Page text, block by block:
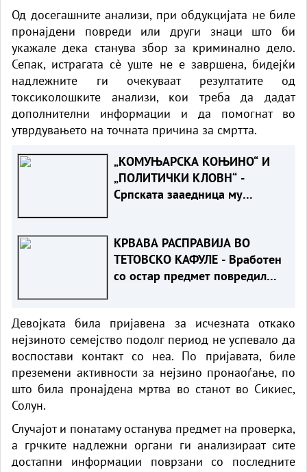
Од досегашните анализи, при обдукцијата не биле
пронајдени повреди или други знаци што би
укажале дека станува збор за криминално дело.
Сепак, истрагата сè уште не е завршена, бидејќи
надлежните ги очекуваат резултатите од
токсиколошките анализи, кои треба да дадат
дополнителни информации и да помогнат во
утврдувањето на точната причина за смртта.
„КОМУЊАРСКА КОЊИНО“ И
„ПОЛИТИЧКИ КЛОВН“ -
Српската зааедница му
КРВАВА РАСПРАВИЈА ВО
ТЕТОВСКО КАФУЛЕ - Вработен
со остар предмет повредил
Девојката била пријавена за исчезната откако
нејзиното семејство подолг период не успевало да
воспостави контакт со неа. По пријавата, биле
преземени активности за нејзино пронаоѓање, по
што била пронајдена мртва во станот во Сикиес,
Солун.
Случајот и понатаму останува предмет на проверка,
а грчките надлежни органи ги анализираат сите
достапни информации поврзани со последните